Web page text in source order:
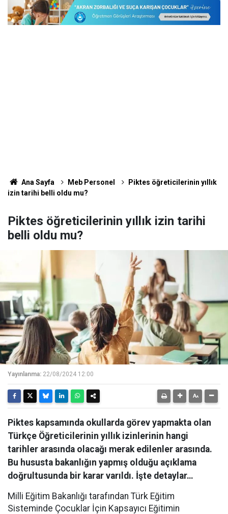
Ana Sayfa Meb Personel
Piktes öğreticilerinin yıllık
izin tarihi belli oldu mu?
Piktes öğreticilerinin yıllık izin tarihi
belli oldu mu?
Yayınlanma: 22/08/2024 12:00
Piktes kapsamında okullarda görev yapmakta olan
Türkçe Öğreticilerinin yıllık izinlerinin hangi
tarihler arasında olacağı merak edilenler arasında.
Bu hususta bakanlığın yapmış olduğu açıklama
doğrultusunda bir karar varıldı. İşte detaylar…
Milli Eğitim Bakanlığı tarafından Türk Eğitim
Sisteminde Çocuklar İçin Kapsayıcı Eğitimin